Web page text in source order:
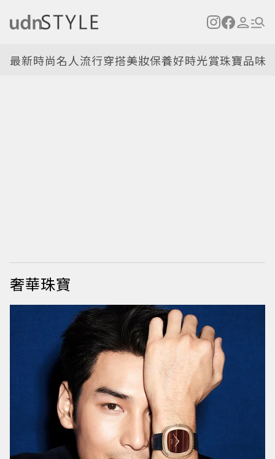
最新時尚名人流行穿搭美妝保養好時光賞珠寶品味
奢華珠寶